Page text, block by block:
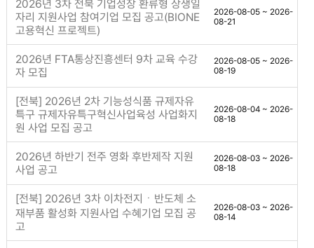
2026년 3차 전북 기업성장 환류형 상생일
자리 지원사업 참여기업 모집 공고(BIONE
고용혁신 프로젝트)
2026-08-05 ~ 2026-
08-21
2026년 FTA통상진흥센터 9차 교육 수강
자 모집
2026-08-05 ~ 2026-
08-19
[전북] 2026년 2차 기능성식품 규제자유
특구 규제자유특구혁신사업육성 사업화지
원 사업 모집 공고
2026-08-04 ~ 2026-
08-18
2026년 하반기 전주 영화 후반제작 지원
사업 공고
2026-08-03 ~ 2026-
08-18
[전북] 2026년 3차 이차전지ㆍ반도체 소
재부품 활성화 지원사업 수혜기업 모집 공
고
2026-08-03 ~ 2026-
08-14